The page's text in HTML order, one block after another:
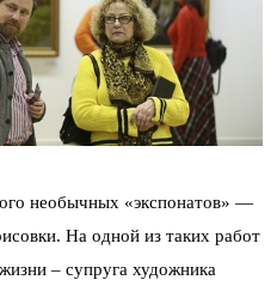
необычных «экспонатов» —
На одной из таких работ
– супруга художника